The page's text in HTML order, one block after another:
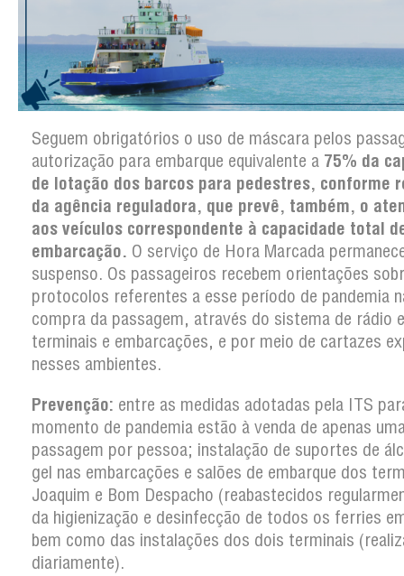
Seguem obrigatórios o uso de máscara pelos
autorização para embarque equivalente a 75% da
de lotação dos barcos para pedestres, conforme
da agência reguladora, que prevê, também, o
aos veículos correspondente à capacidade total
embarcação. O serviço de Hora Marcada
suspenso. Os passageiros recebem orientações
protocolos referentes a esse período de pandemia
compra da passagem, através do sistema de rádio
terminais e embarcações, e por meio de cartazes
nesses ambientes.
Prevenção: entre as medidas adotadas pela ITS
momento de pandemia estão à venda de apenas
passagem por pessoa; instalação de suportes de
gel nas embarcações e salões de embarque dos
Joaquim e Bom Despacho (reabastecidos
da higienização e desinfecção de todos os ferries
bem como das instalações dos dois terminais
diariamente).